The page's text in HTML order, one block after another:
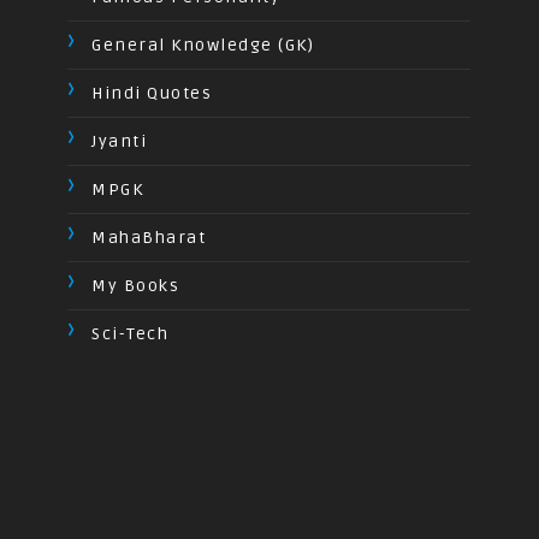
General Knowledge (GK)
Hindi Quotes
Jyanti
MPGK
MahaBharat
My Books
Sci-Tech